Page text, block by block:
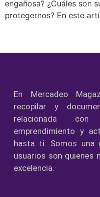
engañosa? ¿Cuáles son
protegernos? En este
En Mercadeo
recopilar y
relacionada con
emprendimiento y
hasta ti. Somos una
usuarios son quienes
excelencia.